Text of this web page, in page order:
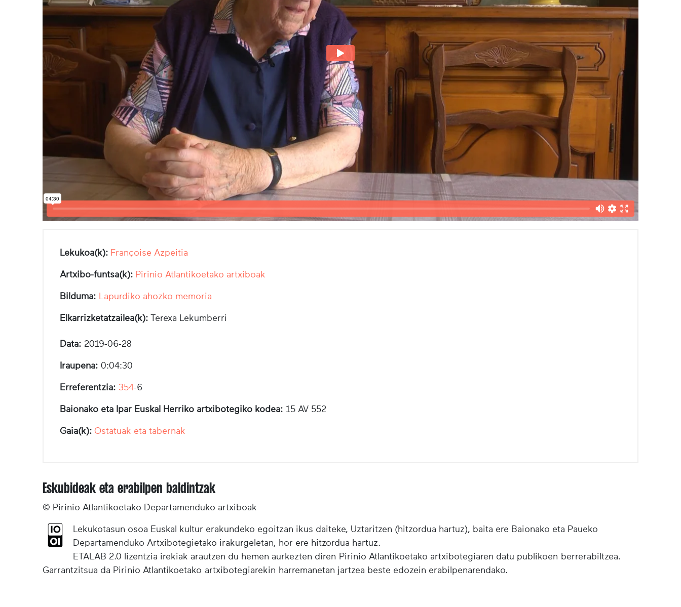
Lekukoa(k): Françoise Azpeitia
Artxibo-funtsa(k): Pirinio Atlantikoetako artxiboak
Bilduma: Lapurdiko ahozko memoria
Elkarrizketatzailea(k): Terexa Lekumberri
Data: 2019-06-28
Iraupena: 0:04:30
Erreferentzia: 354-6
Baionako eta Ipar Euskal Herriko artxibotegiko kodea: 15 AV 552
Gaia(k): Ostatuak eta tabernak
Eskubideak eta erabilpen baldintzak
© Pirinio Atlantikoetako Departamenduko artxiboak
Lekukotasun osoa Euskal kultur erakundeko egoitzan ikus daiteke, Uztaritzen (hitzordua hartuz), baita ere Baionako eta Paueko
Departamenduko Artxibotegietako irakurgeletan, hor ere hitzordua hartuz.
ETALAB 2.0 lizentzia irekiak arautzen du hemen aurkezten diren Pirinio Atlantikoetako artxibotegiaren datu publikoen berrerabiltzea.
Garrantzitsua da Pirinio Atlantikoetako artxibotegiarekin harremanetan jartzea beste edozein erabilpenarendako.